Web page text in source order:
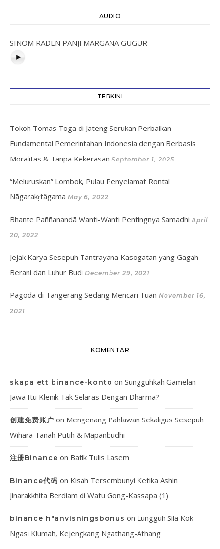
AUDIO
SINOM RADEN PANJI MARGANA GUGUR
TERKINI
Tokoh Tomas Toga di Jateng Serukan Perbaikan
Fundamental Pemerintahan Indonesia dengan Berbasis
Moralitas & Tanpa Kekerasan September 1, 2025
“Meluruskan” Lombok, Pulau Penyelamat Rontal
Nāgarakṛtâgama May 6, 2022
Bhante Paññanandā Wanti-Wanti Pentingnya Samadhi April
20, 2022
Jejak Karya Sesepuh Tantrayana Kasogatan yang Gagah
Berani dan Luhur Budi December 29, 2021
Pagoda di Tangerang Sedang Mencari Tuan November 16,
2021
KOMENTAR
skapa ett binance-konto on Sungguhkah Gamelan
Jawa Itu Klenik Tak Selaras Dengan Dharma?
创建免费账户 on Mengenang Pahlawan Sekaligus Sesepuh
Wihara Tanah Putih & Mapanbudhi
注册Binance on Batik Tulis Lasem
Binance代码 on Kisah Tersembunyi Ketika Ashin
Jinarakkhita Berdiam di Watu Gong-Kassapa (1)
binance h"anvisningsbonus on Lungguh Sila Kok
Ngasi Klumah, Kejengkang Ngathang-Athang